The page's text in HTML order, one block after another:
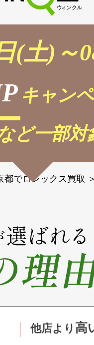
(土)～
キャン
ど一部対
都でロレックス買取 ＞
他店より 高